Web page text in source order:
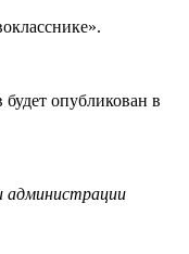
опубликован в
администрации